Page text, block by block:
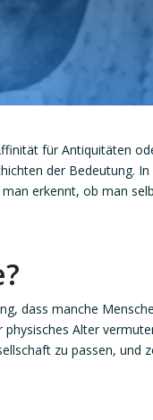
für Antiquitäten
der Bedeutung.
erkennt, ob man
dass manche
Alter
zu passen, und